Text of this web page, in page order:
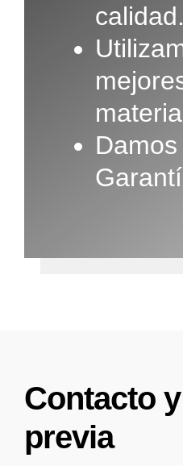
calidad.
Damos
Contacto
previa